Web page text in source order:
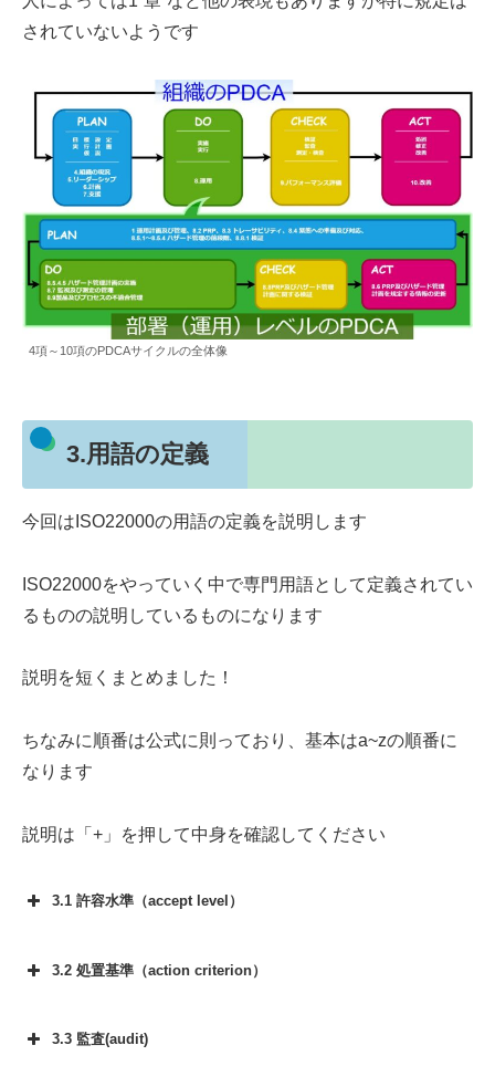
されていないようです
4項～10項のPDCAサイクルの全体像
3.用語の定義
今回はISO22000の用語の定義を説明します
ISO22000をやっていく中で専門用語として定義されてい
るものの説明しているものになります
説明を短くまとめました！
ちなみに順番は公式に則っており、基本はa~zの順番に
なります
説明は「+」を押して中身を確認してください
3.1 許容水準（accept level）
3.2 処置基準（action criterion）
3.3 監査(audit)